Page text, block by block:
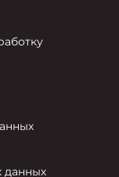
данных